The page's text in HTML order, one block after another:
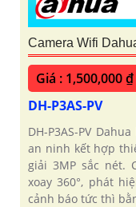
Camera Wifi
Giá : 1,500,000 ₫
DH-P3AS-PV
DH-P3AS-PV
an ninh kết hợp
giải 3MP sắc nét.
xoay 360°, phát
cảnh báo tức thì